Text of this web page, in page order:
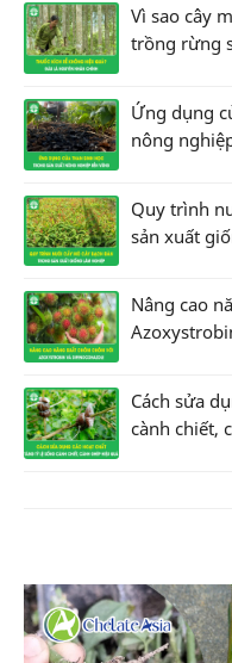
Vì sao cây
trồng rừng
Ứng dụng
nông
Quy trình
sản xuất
Nâng cao
Cách sửa
cành chiết,